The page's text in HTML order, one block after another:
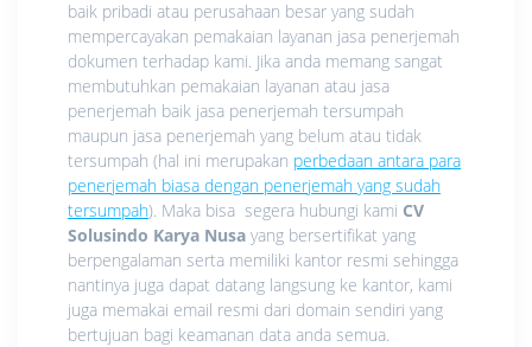
baik pribadi atau perusahaan besar yang sudah
mempercayakan pemakaian layanan jasa penerjemah
dokumen terhadap kami. Jika anda memang sangat
membutuhkan pemakaian layanan atau jasa
penerjemah baik jasa penerjemah tersumpah
maupun jasa penerjemah yang belum atau tidak
tersumpah (hal ini merupakan perbedaan antara para
penerjemah biasa dengan penerjemah yang sudah
tersumpah). Maka bisa segera hubungi kami CV
Solusindo Karya Nusa yang bersertifikat yang
berpengalaman serta memiliki kantor resmi sehingga
nantinya juga dapat datang langsung ke kantor, kami
juga memakai email resmi dari domain sendiri yang
bertujuan bagi keamanan data anda semua.